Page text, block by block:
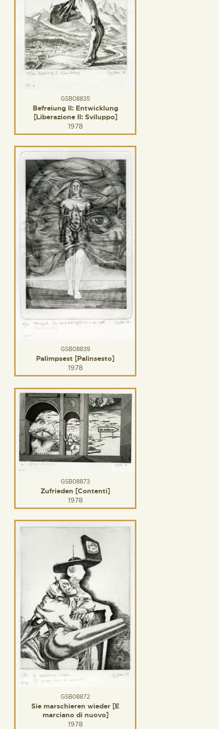
GSB08835
Befreiung II: Entwicklung
[Liberazione II: Sviluppo]
1978
GSB08839
Palimpsest [Palinsesto]
1978
GSB08873
Zufrieden [Contenti]
1978
GSB08872
Sie marschieren wieder [E
marciano di nuovo]
1978